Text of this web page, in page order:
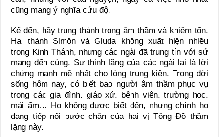
cũng mang ý nghĩa cứu độ.
Kế đến, hãy trung thành trong âm thầm và khiêm tốn.
Hai thánh Simôn và Giuđa không xuất hiện nhiều
trong Kinh Thánh, nhưng các ngài đã trung tín với sứ
mạng đến cùng. Sự thinh lặng của các ngài lại là lời
chứng mạnh mẽ nhất cho lòng trung kiên. Trong đời
sống hôm nay, có biết bao người âm thầm phục vụ
trong các gia đình, giáo xứ, bệnh viện, trường học,
mái ấm… Họ không được biết đến, nhưng chính họ
đang tiếp nối bước chân của hai vị Tông Đồ thầm
lặng này.